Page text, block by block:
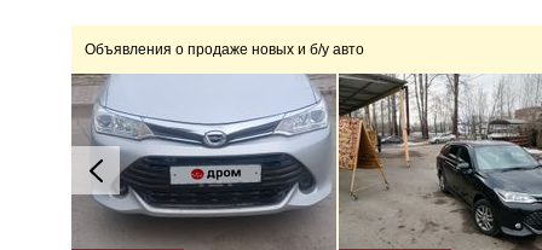
Объявления о продаже новых и б/у авто